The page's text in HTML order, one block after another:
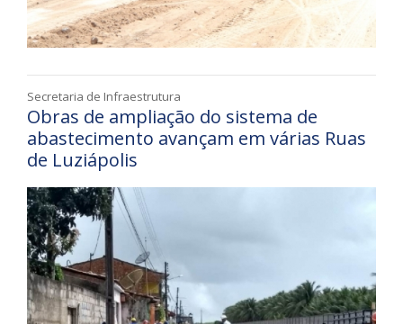
Secretaria de Infraestrutura
Obras de ampliação do sistema de
abastecimento avançam em várias Ruas
de Luziápolis